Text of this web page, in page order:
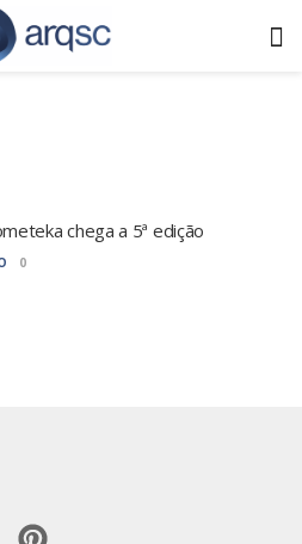
chega a 5ª edição
0